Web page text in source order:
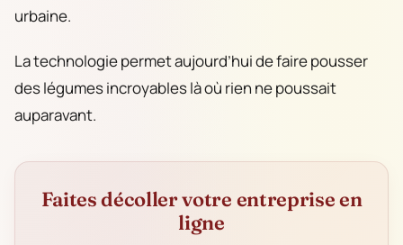
urbaine.
La technologie permet aujourd’hui de faire pousser
des légumes incroyables là où rien ne poussait
auparavant.
Faites décoller votre entreprise en
ligne